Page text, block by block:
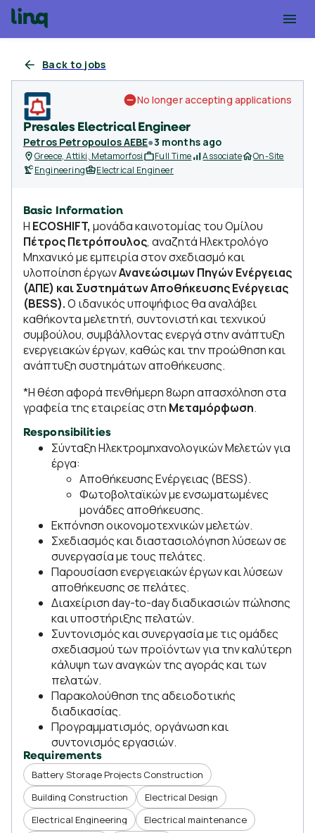
Back to jobs
Presales Electrical Engineer
Petros Petropoulos AEBE●3 months ago
No longer accepting applications
Greece, Attiki, Metamorfosi Full Time Associate
On-Site
Engineering
Electrical Engineer
Basic Information
Η ECOSHIFT, μονάδα καινοτομίας του Ομίλου
Πέτρος Πετρόπουλος, αναζητά Ηλεκτρολόγο
Μηχανικό με εμπειρία στον σχεδιασμό και
υλοποίηση έργωνΑνανεώσιμων Πηγών Ενέργειας
(ΑΠΕ) και Συστημάτων Αποθήκευσης Ενέργειας
(BESS).Ο ιδανικός υποψήφιος θα αναλάβει
καθήκοντα μελετητή, συντονιστή και τεχνικού
συμβούλου, συμβάλλοντας ενεργά στην ανάπτυξη
ενεργειακών έργων, καθώς και την προώθηση και
ανάπτυξη συστημάτων αποθήκευσης.
*H θέση αφορά πενθήμερη 8ωρη απασχόληση στα
γραφεία της εταιρείας στη Μεταμόρφωση.
Responsibilities
Σύνταξη Ηλεκτρομηχανολογικών Μελετών για
έργα:
Αποθήκευσης Ενέργειας (BESS).
Φωτοβολταϊκών με ενσωματωμένες
μονάδες αποθήκευσης.
Εκπόνηση οικονομοτεχνικών μελετών.
Σχεδιασμός και διαστασιολόγηση λύσεων σε
συνεργασία με τους πελάτες.
Παρουσίαση ενεργειακών έργων και λύσεων
αποθήκευσης σε πελάτες.
Διαχείριση day-to-day διαδικασιών πώλησης
και υποστήριξης πελατών.
Συντονισμός και συνεργασία με τις ομάδες
σχεδιασμού των προϊόντων για την καλύτερη
κάλυψη των αναγκών της αγοράς και των
πελατών.
Παρακολούθηση της αδειοδοτικής
διαδικασίας.
Προγραμματισμός, οργάνωση και
συντονισμός εργασιών.
Requirements
Battery Storage Projects Construction
Building Construction
Electrical Design
Electrical Engineering
Electrical maintenance